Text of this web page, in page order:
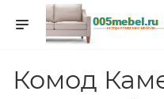
Комод